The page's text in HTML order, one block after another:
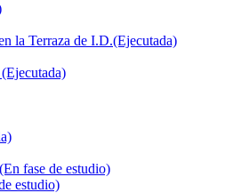
la Terraza de I.D.(Ejecutada)
fase de estudio)
estudio)